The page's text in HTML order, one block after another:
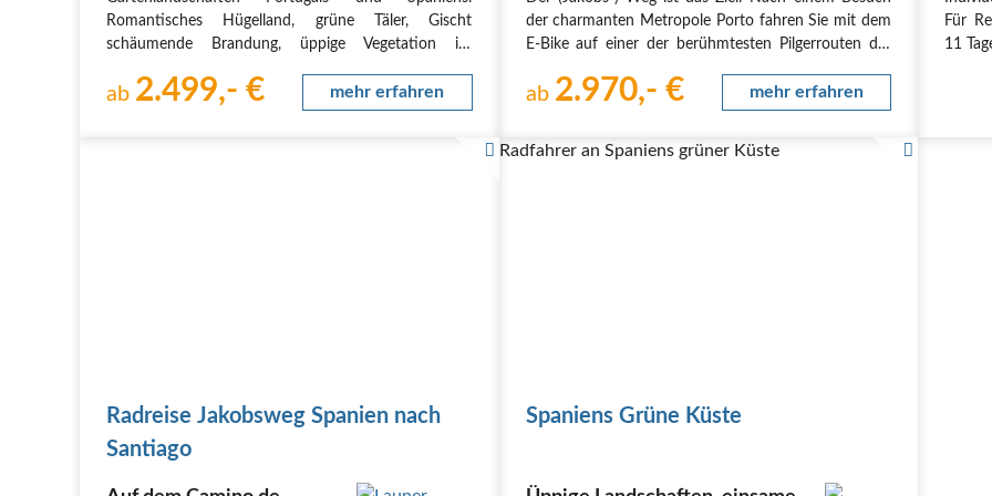
Romantisches Hügelland, grüne Täler, Gischt
schäumende Brandung, üppige Vegetation im
Santiago de Compostela und Porto –
kulturhistorische Höhepunkte der Reise.Das…
ab 2.499,- € mehr erfahren
der charmanten Metropole Porto fahren Sie mit dem
E-Bike auf einer der berühmtesten Pilgerrouten der
Genießen Sie die einzigartige Landschaft und stärken
ab 2.970,- € mehr erfahren
Für
11
Radreise Jakobsweg Spanien nach
Santiago
Radfahrer an Spaniens grüner Küste
Spaniens Grüne Küste